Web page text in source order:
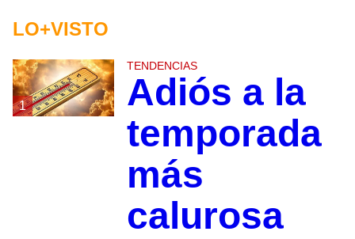
LO+VISTO
1
TENDENCIAS
Adiós a la
temporada
más
calurosa